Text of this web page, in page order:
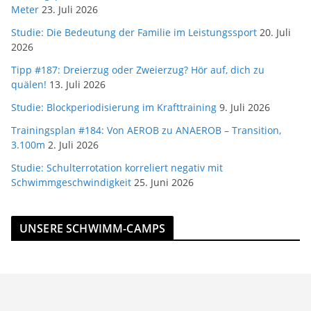
Meter 23. Juli 2026
Studie: Die Bedeutung der Familie im Leistungssport 20. Juli
2026
Tipp #187: Dreierzug oder Zweierzug? Hör auf, dich zu
quälen! 13. Juli 2026
Studie: Blockperiodisierung im Krafttraining 9. Juli 2026
Trainingsplan #184: Von AEROB zu ANAEROB – Transition,
3.100m 2. Juli 2026
Studie: Schulterrotation korreliert negativ mit
Schwimmgeschwindigkeit 25. Juni 2026
UNSERE SCHWIMM-CAMPS